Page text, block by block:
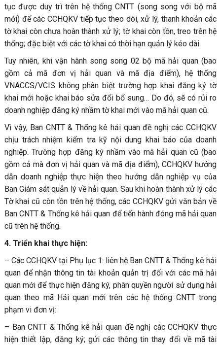
tục được duy trì trên hệ thống CNTT (song song với bộ mã
mới) để các CCHQKV tiếp tục theo dõi, xử lý, thanh khoản các
tờ khai còn chưa hoàn thành xử lý; tờ khai còn tồn, treo trên hệ
thống; đặc biệt với các tờ khai có thời hạn quản lý kéo dài.
Tuy nhiên, khi vận hành song song 02 bộ mã hải quan (bao
gồm cả mã đơn vị hải quan và mã địa điểm), hệ thống
VNACCS/VCIS không phân biệt trường hợp khai đăng ký tờ
khai mới hoặc khai báo sửa đổi bổ sung… Do đó, sẽ có rủi ro
doanh nghiệp đăng ký nhầm tờ khai mới vào mã hải quan cũ.
Vì vậy, Ban CNTT & Thống kê hải quan đề nghị các CCHQKV
chịu trách nhiệm kiểm tra kỹ nội dung khai báo của doanh
nghiệp. Trường hợp đăng ký nhầm vào mã hải quan cũ (bao
gồm cả mà đơn vị hải quan và mã địa điểm), CCHQKV hướng
dẫn doanh nghiệp thực hiện theo hướng dẫn nghiệp vụ của
Ban Giám sát quản lý về hải quan. Sau khi hoàn thành xử lý các
Tờ khai cũ còn tồn trên hệ thống, các CCHQKV gửi văn bản về
Ban CNTT & Thống kê hải quan để tiến hành đóng mã hải quan
cũ trên hệ thống.
4. Triển khai thực hiện:
– Các CCHQKV tại Phụ lục 1: liên hệ Ban CNTT & Thống kê hải
quan để nhận thông tin tài khoản quản trị đối với các mã hải
quan mới để thực hiện đăng ký, phân quyền người sử dụng hải
quan theo mã Hải quan mới trên các hệ thống CNTT trong
phạm vi đơn vị:
– Ban CNTT & Thống kê hải quan đề nghị các CCHQKV thực
hiện thiết lập, đăng ký; gửi các thông tin thay đổi về mã tài